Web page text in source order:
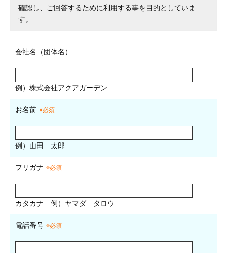
確認し、ご回答するために利用する事を目的としていま
す。
会社名（団体名）
例）株式会社アクアガーデン
お名前 ※必須
例）山田 太郎
フリガナ ※必須
カタカナ 例）ヤマダ タロウ
電話番号 ※必須